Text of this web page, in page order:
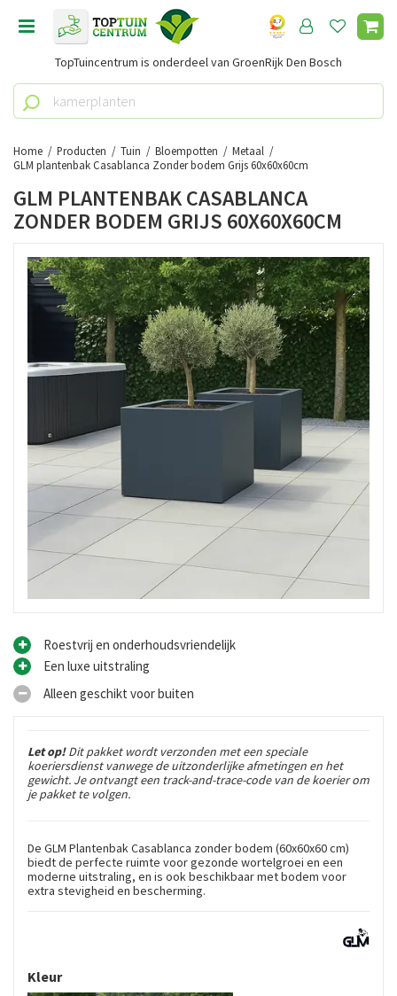
Home Producten Tuin Bloempotten
Metaal
GLM plantenbak Casablanca Zonder bodem Grijs 60x60x60cm
TopTuincentrum is onderdeel van GroenRijk Den Bosch
GLM PLANTENBAK CASABLANCA
ZONDER BODEM GRIJS 60X60X60CM
Roestvrij en onderhoudsvriendelijk
Een luxe uitstraling
Alleen geschikt voor buiten
Let op!Dit pakket wordt verzonden met een speciale
koeriersdienst vanwege de uitzonderlijke afmetingen en het
gewicht. Je ontvangt een track-and-trace-code van de koerier om
je pakket te volgen.
De GLM Plantenbak Casablanca zonder bodem (60x60x60 cm)
biedt de perfecte ruimte voor gezonde wortelgroei en een
moderne uitstraling, en is ook beschikbaar met bodem voor
extra stevigheid en bescherming.
Kleur